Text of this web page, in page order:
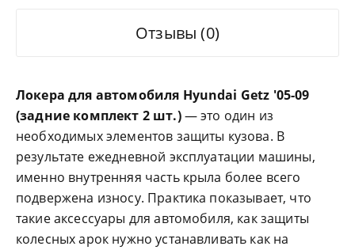
Отзывы (0)
Локера для автомобиля Hyundai Getz '05-09
(задние комплект 2 шт.)— это один из
необходимых элементов защиты кузова. В
результате ежедневной эксплуатации машины,
именно внутренняя часть крыла более всего
подвержена износу. Практика показывает, что
такие аксессуары для автомобиля, как защиты
колесных арок нужно устанавливать как на